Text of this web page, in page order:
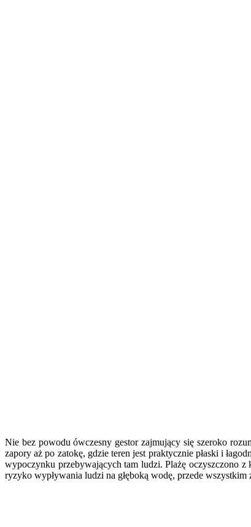
Nie bez powodu ówczesny gestor zajmujący się szeroko
zapory aż po zatokę, gdzie teren jest praktycznie płaski i
wypoczynku przebywających tam ludzi. Plażę oczyszczono
ryzyko wypływania ludzi na głęboką wodę, przede